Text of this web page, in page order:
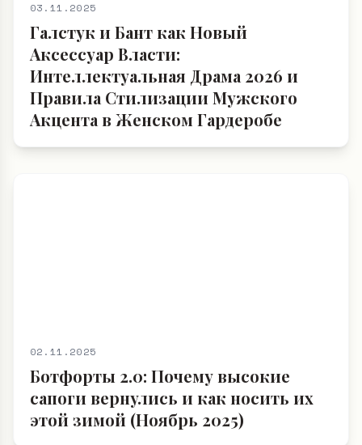
03.11.2025
Галстук и Бант как Новый
Аксессуар Власти:
Интеллектуальная Драма 2026 и
Правила Стилизации Мужского
Акцента в Женском Гардеробе
02.11.2025
Ботфорты 2.0: Почему высокие
сапоги вернулись и как носить их
этой зимой (Ноябрь 2025)